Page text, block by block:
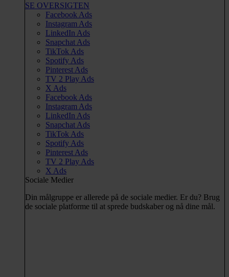
SE OVERSIGTEN
Facebook Ads
Instagram Ads
LinkedIn Ads
Snapchat Ads
TikTok Ads
Spotify Ads
Pinterest Ads
TV 2 Play Ads
X Ads
Facebook Ads
Instagram Ads
LinkedIn Ads
Snapchat Ads
TikTok Ads
Spotify Ads
Pinterest Ads
TV 2 Play Ads
X Ads
Sociale Medier
Din målgruppe er allerede på de sociale medier. Er du? Brug
de sociale platforme til at sprede budskaber og nå dine mål.